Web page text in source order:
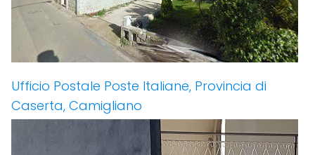
Ufficio Postale Poste Italiane, Provincia di
Caserta, Camigliano